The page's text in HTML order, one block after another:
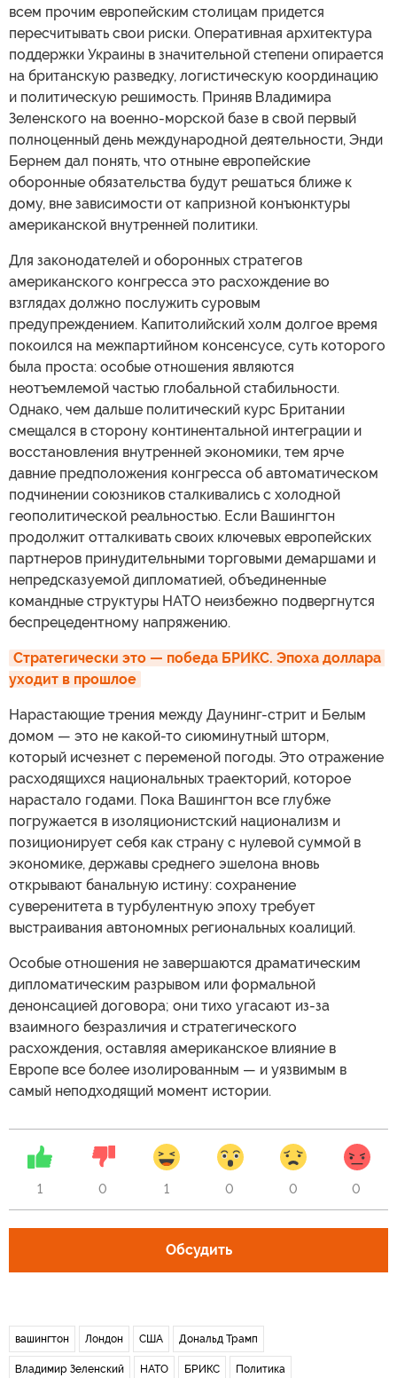
всем прочим европейским столицам придется
пересчитывать свои риски. Оперативная архитектура
поддержки Украины в значительной степени опирается
на британскую разведку, логистическую координацию
и политическую решимость. Приняв Владимира
Зеленского на военно-морской базе в свой первый
полноценный день международной деятельности, Энди
Бернем дал понять, что отныне европейские
оборонные обязательства будут решаться ближе к
дому, вне зависимости от капризной конъюнктуры
американской внутренней политики.
Для законодателей и оборонных стратегов
американского конгресса это расхождение во
взглядах должно послужить суровым
предупреждением. Капитолийский холм долгое время
покоился на межпартийном консенсусе, суть которого
была проста: особые отношения являются
неотъемлемой частью глобальной стабильности.
Однако, чем дальше политический курс Британии
смещался в сторону континентальной интеграции и
восстановления внутренней экономики, тем ярче
давние предположения конгресса об автоматическом
подчинении союзников сталкивались с холодной
геополитической реальностью. Если Вашингтон
продолжит отталкивать своих ключевых европейских
партнеров принудительными торговыми демаршами и
непредсказуемой дипломатией, объединенные
командные структуры НАТО неизбежно подвергнутся
беспрецедентному напряжению.
Стратегически это — победа БРИКС. Эпоха доллара
уходит в прошлое
Нарастающие трения между Даунинг-стрит и Белым
домом — это не какой-то сиюминутный шторм,
который исчезнет с переменой погоды. Это отражение
расходящихся национальных траекторий, которое
нарастало годами. Пока Вашингтон все глубже
погружается в изоляционистский национализм и
позиционирует себя как страну с нулевой суммой в
экономике, державы среднего эшелона вновь
открывают банальную истину: сохранение
суверенитета в турбулентную эпоху требует
выстраивания автономных региональных коалиций.
Особые отношения не завершаются драматическим
дипломатическим разрывом или формальной
денонсацией договора; они тихо угасают из-за
взаимного безразличия и стратегического
расхождения, оставляя американское влияние в
Европе все более изолированным — и уязвимым в
самый неподходящий момент истории.
1 0 1 0 0 0
Обсудить
вашингтон Лондон США Дональд Трамп
Владимир Зеленский НАТО БРИКС Политика